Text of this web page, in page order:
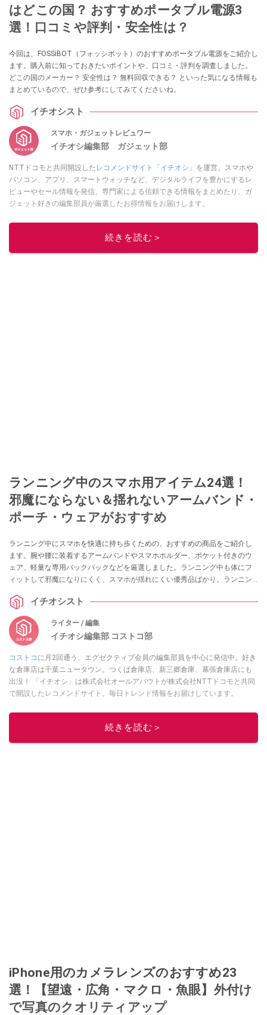
はどこの国？ おすすめポータブル電源3
選！口コミや評判・安全性は？
今回は、FOSSiBOT（フォッシボット）のおすすめポータブル電源をご紹介し
ます。購入前に知っておきたいポイントや、口コミ・評判を調査しました。
どこの国のメーカー？ 安全性は？ 無料回収できる？ といった気になる情報も
まとめているので、ぜひ参考にしてみてくださいね。
イチオシスト
スマホ・ガジェットレビュワー
イチオシ編集部 ガジェット部
NTTドコモと共同開設した レコメンドサイト「イチオシ」 を運営。スマホや
パソコン、アプリ、スマートウォッチなど、デジタルライフを豊かにするレ
ビューやセール情報を発信。専門家による信頼できる情報をまとめたり、ガ
ジェット好きの編集部員が厳選したお得情報をお届けします。
このイチオシストの他の記事を読む
続きを読む＞
ランニング中のスマホ用アイテム24選！
邪魔にならない＆揺れないアームバンド・
ポーチ・ウェアがおすすめ
ランニング中にスマホを快適に持ち歩くための、おすすめの商品をご紹介し
ます。腕や腰に装着するアームバンドやスマホホルダー、ポケット付きのウ
ェア、軽量な専用バックパックなどを厳選しました。ランニング中も体にフ
ィットして邪魔になりにくく、スマホが揺れにくい優秀品ばかり。ランニン
イチオシスト
ライター / 編集
イチオシ編集部 コストコ部
コストコ に月2回通う、エグゼクティブ会員の編集部員を中心に発信中。好き
な倉庫店は千葉ニュータウン。つくば倉庫店、新三郷倉庫、幕張倉庫店にも
出没！ 「イチオシ」は株式会社オールアバウトが株式会社NTTドコモと共同
で開設したレコメンドサイト。毎日トレンド情報をお届けしています。
このイチオシストの他の記事を読む
続きを読む＞
iPhone用のカメラレンズのおすすめ23
選！【望遠・広角・マクロ・魚眼】外付け
で写真のクオリティアップ